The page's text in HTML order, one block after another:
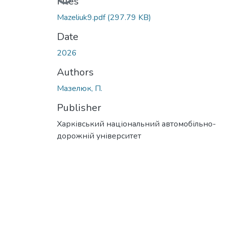
Mazeliuk9.pdf(297.79 KB)
Date
2026
Authors
Мазелюк, П.
Publisher
Харківський національний автомобільно-
дорожній університет